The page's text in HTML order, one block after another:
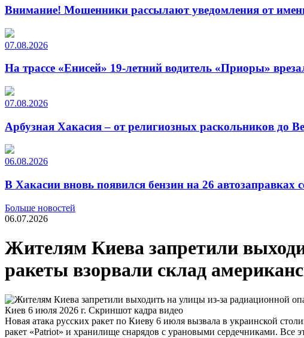
Внимание! Мошенники рассылают уведомления от
07.08.2026
На трассе «Енисей» 19-летний водитель «Приоры»
07.08.2026
Арбузная Хакасия – от религиозных раскольников до
06.08.2026
В Хакасии вновь появился бензин на 26 автозаправках
Больше новостей
06.07.2026
Жителям Киева запретили
ракеты взорвали склад
Киев 6 июля 2026 г. Скриншот кадра видео
Новая атака русских ракет по Киеву 6 июля вызвала в украинской
ракет «Patriot» и хранилище снарядов с урановыми сердечниками. Все